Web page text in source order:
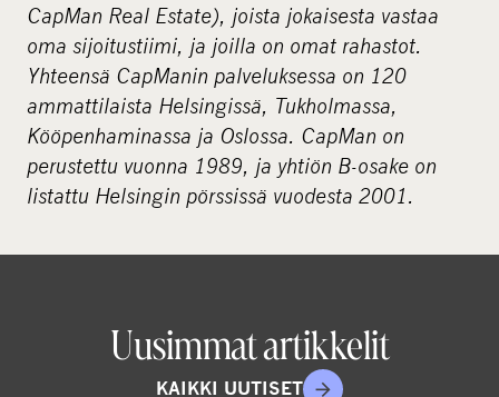
CapMan Real Estate), joista jokaisesta vastaa
oma sijoitustiimi, ja joilla on omat rahastot.
Yhteensä CapManin palveluksessa on 120
ammattilaista Helsingissä, Tukholmassa,
Kööpenhaminassa ja Oslossa. CapMan on
perustettu vuonna 1989, ja yhtiön B-osake on
listattu Helsingin pörssissä vuodesta 2001.
Uusimmat artikkelit
KAIKKI UUTISET